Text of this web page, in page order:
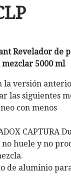
Revelador de
5000 ml
la versión
las siguientes
con menos
CAPTURA
huele y no
de aluminio